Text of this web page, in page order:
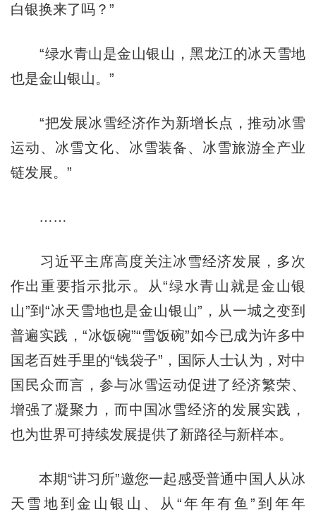
白银换来了吗？”
“绿水青山是金山银山，黑龙江的冰天雪地
也是金山银山。”
“把发展冰雪经济作为新增长点，推动冰雪
运动、冰雪文化、冰雪装备、冰雪旅游全产业
链发展。”
……
习近平主席高度关注冰雪经济发展，多次
作出重要指示批示。从“绿水青山就是金山银
山”到“冰天雪地也是金山银山”，从一城之变到
普遍实践，“冰饭碗”“雪饭碗”如今已成为许多中
国老百姓手里的“钱袋子”，国际人士认为，对中
国民众而言，参与冰雪运动促进了经济繁荣、
增强了凝聚力，而中国冰雪经济的发展实践，
也为世界可持续发展提供了新路径与新样本。
本期“讲习所”邀您一起感受普通中国人从冰
天雪地到金山银山、从“年年有鱼”到年年